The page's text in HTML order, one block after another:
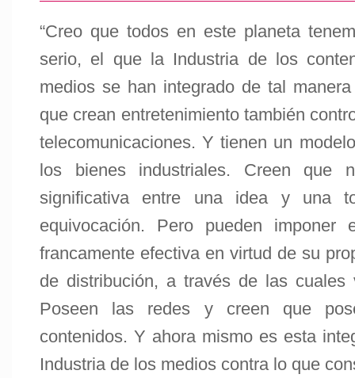
“Creo que todos en este planeta
serio, el que la Industria de los
medios se han integrado de tal
que crean entretenimiento también
telecomunicaciones. Y tienen un
los bienes industriales. Creen que
significativa entre una idea y una
equivocación. Pero pueden
francamente efectiva en virtud de su
de distribución, a través de las cuales
Poseen las redes y creen que
contenidos. Y ahora mismo es esta
Industria de los medios contra lo que